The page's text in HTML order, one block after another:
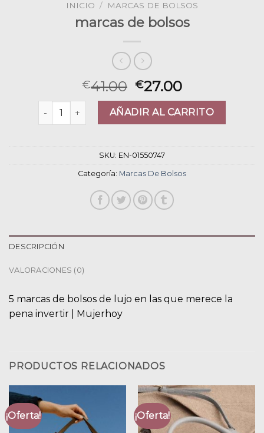
INICIO / MARCAS DE BOLSOS
marcas de bolsos
€41.00 €27.00
marcas de bolsos cantidadAÑADIR AL CARRITO
SKU: EN-01550747
Categoría: Marcas De Bolsos
DESCRIPCIÓN
VALORACIONES (0)
5 marcas de bolsos de lujo en las que merece la
pena invertir | Mujerhoy
PRODUCTOS RELACIONADOS
¡Oferta! ¡Oferta!